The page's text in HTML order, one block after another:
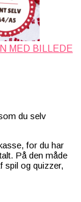
MED BILLEDE
du selv
for du har
På den måde
spil og quizzer,